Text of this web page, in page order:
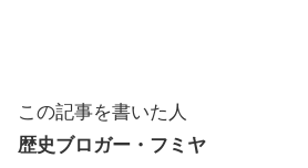
この記事を書いた人
歴史ブロガー・フミヤ